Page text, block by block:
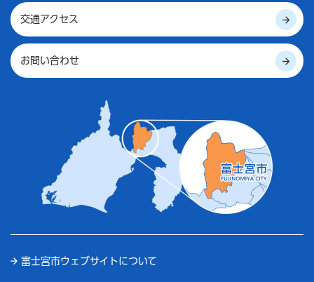
交通アクセス
お問い合わせ
富士宮市ウェブサイトについて